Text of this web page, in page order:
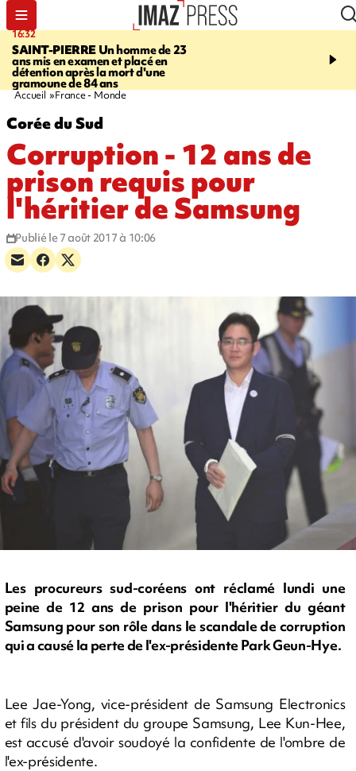
16:32
SAINT-PIERREUn homme de 23
ans mis en examen et placé en
détention après la mort d'une
gramoune de 84 ans
21:08
et Turquie scellent un
Accueil France - Monde
Corée du Sud
Corruption - 12 ans de
prison requis pour
l'héritier de Samsung
Publié le 7 août 2017 à 10:06
Les procureurs sud-coréens ont réclamé lundi une
peine de 12 ans de prison pour l'héritier du géant
Samsung pour son rôle dans le scandale de corruption
qui a causé la perte de l'ex-présidente Park Geun-Hye.
Lee Jae-Yong, vice-président de Samsung Electronics
et fils du président du groupe Samsung, Lee Kun-Hee,
est accusé d'avoir soudoyé la confidente de l'ombre de
l'ex-présidente.